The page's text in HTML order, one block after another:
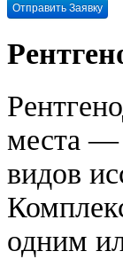
места —
видов
одним